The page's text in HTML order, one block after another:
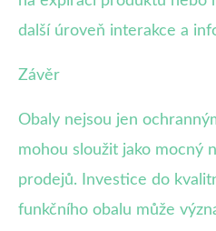
další úroveň interakce a
Závěr
Obaly nejsou jen
mohou sloužit jako mocný
prodejů. Investice do
funkčního obalu může